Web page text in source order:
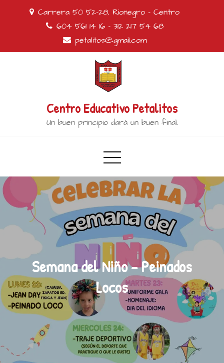
Carrera 50 52-28, Rionegro - Centro
604 561 14 16 - 312 217 54 68
petalitos@gmail.com
Centro Educativo Petalitos
Un buen principio dará un buen final.
Semana del Niño – Peinados
Locos